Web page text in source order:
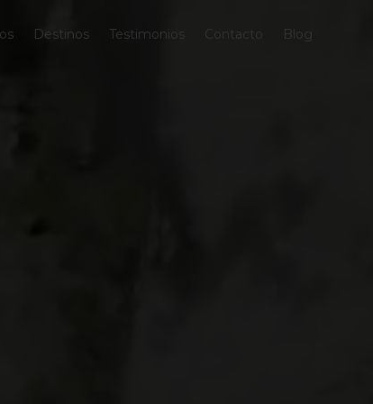
Destinos Testimonios Contacto Blog